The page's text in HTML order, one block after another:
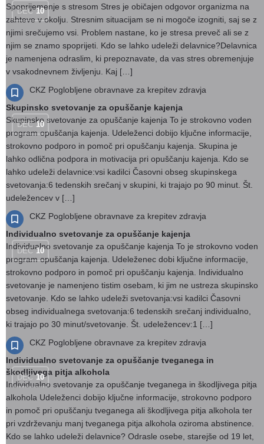
DEC 10
Spoprijemenje s stresom Stres je običajen odgovor organizma na
zahteve v okolju. Stresnim situacijam se ni mogoče izogniti, saj se z
njimi srečujemo vsi. Problem nastane, ko je stresa preveč ali se z
njim se znamo spoprijeti. Kdo se lahko udeleži delavnice?Delavnica
je namenjena odraslim, ki prepoznavate, da vas stres obremenjuje
v vsakodnevnem življenju. Kaj […]
CKZ Poglobljene obravnave za krepitev zdravja
DEC 10
Skupinsko svetovanje za opuščanje kajenja
Skupinsko svetovanje za opuščanje kajenja To je strokovno voden
program opuščanja kajenja. Udeleženci dobijo ključne informacije,
strokovno podporo in pomoč pri opuščanju kajenja. Skupina je
lahko odlična podpora in motivacija pri opuščanju kajenja. Kdo se
lahko udeleži delavnice:vsi kadilci Časovni obseg skupinskega
svetovanja:6 tedenskih srečanj v skupini, ki trajajo po 90 minut. Št.
udeležencev v […]
CKZ Poglobljene obravnave za krepitev zdravja
DEC 10
Individualno svetovanje za opuščanje kajenja
Individualno svetovanje za opuščanje kajenja To je strokovno voden
program opuščanja kajenja. Udeleženec dobi ključne informacije,
strokovno podporo in pomoč pri opuščanju kajenja. Individualno
svetovanje je namenjeno tistim osebam, ki jim ne ustreza skupinsko
svetovanje. Kdo se lahko udeleži svetovanja:vsi kadilci Časovni
obseg individualnega svetovanja:6 tedenskih srečanj individualno,
ki trajajo po 30 minut/svetovanje. Št. udeležencev:1 […]
CKZ Poglobljene obravnave za krepitev zdravja
DEC 10
Individualno svetovanje za opuščanje tveganega in
škodljivega pitja alkohola
Individualno svetovanje za opuščanje tveganega in škodljivega pitja
alkohola Udeleženci dobijo ključne informacije, strokovno podporo
in pomoč pri opuščanju tveganega ali škodljivega pitja alkohola ter
pri vzdrževanju manj tveganega pitja alkohola oziroma abstinence.
Kdo se lahko udeleži delavnice? Odrasle osebe, starejše od 19 let,